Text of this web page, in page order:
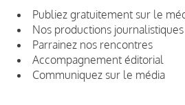
Publiez gratuitement sur le
Nos productions
Parrainez nos rencontres
Accompagnement éditorial
Communiquez sur le média